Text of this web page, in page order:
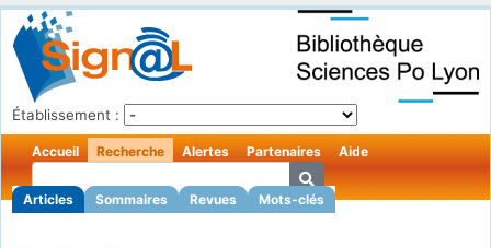
Établissement :
Accueil Recherche
Articles Sommaires Revues Mots-clés
Alertes Partenaires Aide